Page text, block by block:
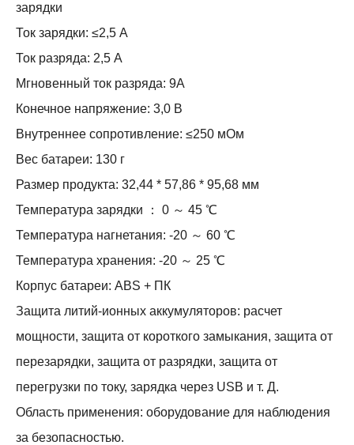
зарядки
Ток зарядки: ≤2,5 А
Ток разряда: 2,5 А
Мгновенный ток разряда: 9А
Конечное напряжение: 3,0 В
Внутреннее сопротивление: ≤250 мОм
Вес батареи: 130 г
Размер продукта: 32,44 * 57,86 * 95,68 мм
Температура зарядки ： 0 ～ 45 ℃
Температура нагнетания: -20 ～ 60 ℃
Температура хранения: -20 ～ 25 ℃
Корпус батареи: ABS + ПК
Защита литий-ионных аккумуляторов: расчет
мощности, защита от короткого замыкания, защита от
перезарядки, защита от разрядки, защита от
перегрузки по току, зарядка через USB и т. Д.
Область применения: оборудование для наблюдения
за безопасностью.